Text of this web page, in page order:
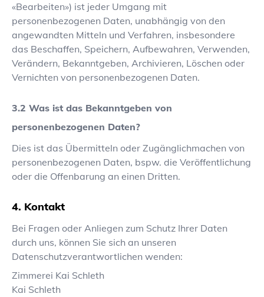
«Bearbeiten») ist jeder Umgang mit
personenbezogenen Daten, unabhängig von den
angewandten Mitteln und Verfahren, insbesondere
das Beschaffen, Speichern, Aufbewahren, Verwenden,
Verändern, Bekanntgeben, Archivieren, Löschen oder
Vernichten von personenbezogenen Daten.
Was ist das Bekanntgeben von
personenbezogenen Daten?
Dies ist das Übermitteln oder Zugänglichmachen von
personenbezogenen Daten, bspw. die Veröffentlichung
oder die Offenbarung an einen Dritten.
Kontakt
Bei Fragen oder Anliegen zum Schutz Ihrer Daten
durch uns, können Sie sich an unseren
Datenschutzverantwortlichen wenden:
Zimmerei Kai Schleth
Kai Schleth